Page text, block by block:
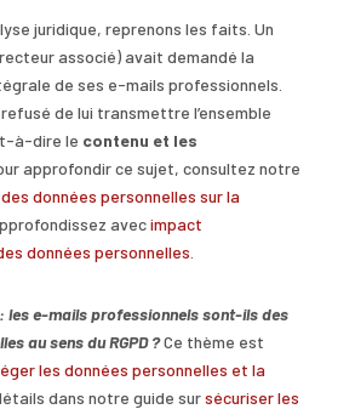
juridique, reprenons les faits. Un
associé) avait demandé la
de ses e-mails professionnels.
de lui transmettre l’ensemble
à-dire le contenu et les
approfondir ce sujet, consultez notre
données personnelles sur la
avecimpact
données personnelles
les e-mails professionnels sont-ils des
au sens du RGPD ?Ce thème est
les données personnelles et la
dans notre guide sursécuriser les